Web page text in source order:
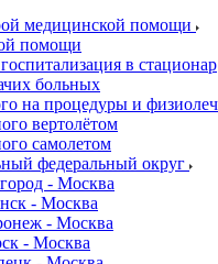
медицинской помощи
помощи
в стационар
больных
на процедуры и
вертолётом
самолетом
федеральный округ
- Москва
- Москва
- Москва
- Москва